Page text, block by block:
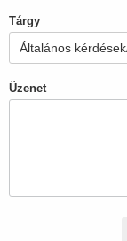
Tárgy
Üzenet